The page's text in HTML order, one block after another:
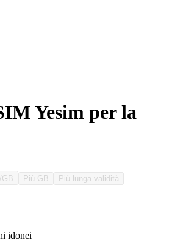
Yesim per la
GB Più GB Più lunga validità
idonei